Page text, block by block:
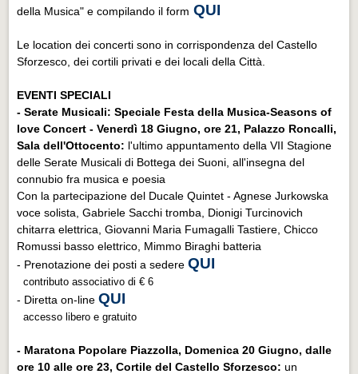
della Musica" e compilando il form QUI
Le location dei concerti sono in corrispondenza del Castello
Sforzesco, dei cortili privati e dei locali della Città.
EVENTI SPECIALI
- Serate Musicali: Speciale Festa della Musica-Seasons of
love Concert - Venerdì 18 Giugno, ore 21, Palazzo Roncalli,
Sala dell'Ottocento: l'ultimo appuntamento della VII Stagione
delle Serate Musicali di Bottega dei Suoni, all'insegna del
connubio fra musica e poesia
Con la partecipazione del Ducale Quintet - Agnese Jurkowska
voce solista, Gabriele Sacchi tromba, Dionigi Turcinovich
chitarra elettrica, Giovanni Maria Fumagalli Tastiere, Chicco
Romussi basso elettrico, Mimmo Biraghi batteria
- Prenotazione dei posti a sedereQUI
contributo associativo di € 6
- Diretta on-lineQUI
accesso libero e gratuito
- Maratona Popolare Piazzolla, Domenica 20 Giugno, dalle
ore 10 alle ore 23, Cortile del Castello Sforzesco:un